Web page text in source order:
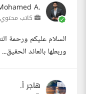
A.
كاتب
وربطها بالعائد الحقيق...
هاجر أ.